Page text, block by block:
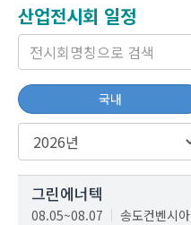
산업전시회 일정
국내
그린에너텍
08.05~08.07 송도컨벤시아